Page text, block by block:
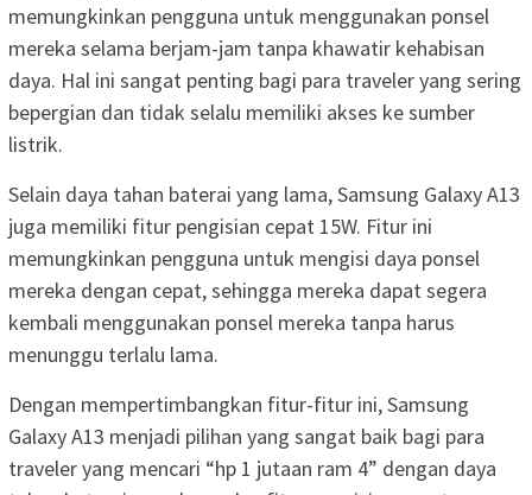
memungkinkan pengguna untuk menggunakan ponsel
mereka selama berjam-jam tanpa khawatir kehabisan
daya. Hal ini sangat penting bagi para traveler yang sering
bepergian dan tidak selalu memiliki akses ke sumber
listrik.
Selain daya tahan baterai yang lama, Samsung Galaxy A13
juga memiliki fitur pengisian cepat 15W. Fitur ini
memungkinkan pengguna untuk mengisi daya ponsel
mereka dengan cepat, sehingga mereka dapat segera
kembali menggunakan ponsel mereka tanpa harus
menunggu terlalu lama.
Dengan mempertimbangkan fitur-fitur ini, Samsung
Galaxy A13 menjadi pilihan yang sangat baik bagi para
traveler yang mencari “hp 1 jutaan ram 4” dengan daya